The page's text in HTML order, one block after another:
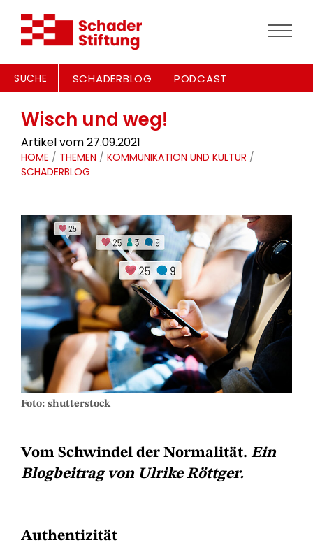
SUCHE SCHADERBLOG PODCAST
Wisch und weg!
Artikel vom 27.09.2021
HOME / THEMEN / KOMMUNIKATION UND KULTUR /
SCHADERBLOG
Foto: shutterstock
Vom Schwindel der Normalität. Ein
Blogbeitrag von Ulrike Röttger.
Authentizität